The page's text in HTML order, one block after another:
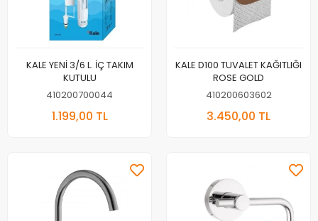
KALE YENİ 3/6 L. İÇ TAKIM
KUTULU
410200700044
1.199,00 TL
KALE D100 TUVALET KAĞITLIĞI
ROSE GOLD
410200603602
3.450,00 TL